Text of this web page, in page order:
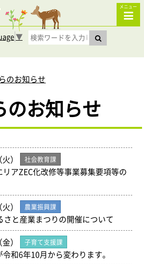
メニュー
▼
のお知らせ
のお知らせ
） 社会教育課
アZEC化改修等事業募集要項等の
）
農業振興課
さと産業まつりの開催について
）
子育て支援課
和6年10月から変わります。